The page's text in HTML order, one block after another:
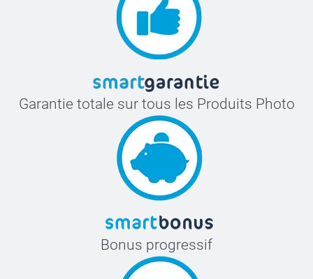
Garantie totale sur tous les Produits Photo
Bonus progressif